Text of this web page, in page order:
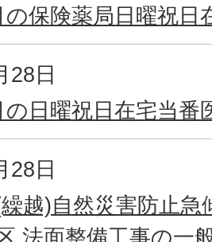
保険薬局日曜祝日
28日
日曜祝日在宅当番
28日
越)自然災害防止急
法面整備工事の一